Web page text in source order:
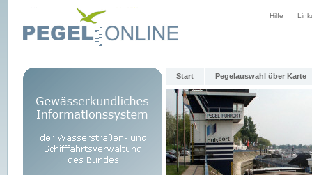
Hilfe
Start Pegelauswahl über Karte